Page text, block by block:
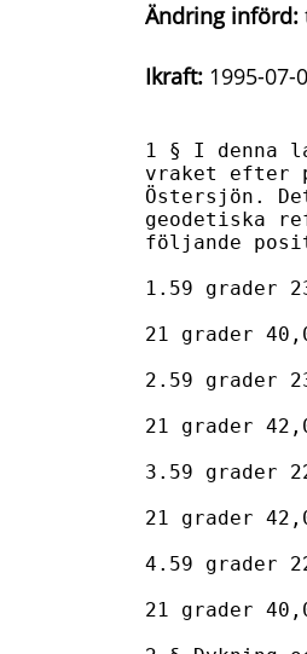
Ändring införd:
Ikraft: 1995-07-
1 § I denna
vraket efter
Östersjön.
geodetiska
följande
1.59 grader
21 grader
2.59 grader
21 grader
3.59 grader
21 grader
4.59 grader
21 grader